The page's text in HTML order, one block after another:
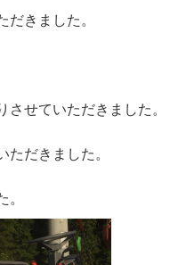
だきました。
させていただきました。
ただきました。
。